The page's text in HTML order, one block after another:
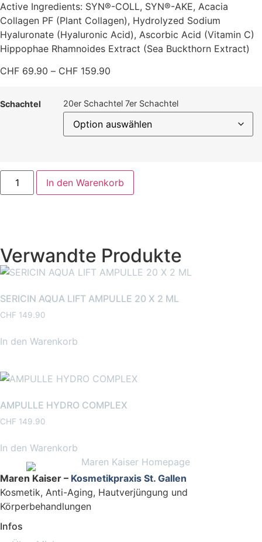
Active Ingredients: SYN®-COLL, SYN®-AKE, Acacia
Collagen PF (Plant Collagen), Hydrolyzed Sodium
Hyaluronate (Hyaluronic Acid), Ascorbic Acid (Vitamin C)
Hippophae Rhamnoides Extract (Sea Buckthorn Extract)
CHF 69.90 – CHF 159.90
Schachtel 20er Schachtel 7er Schachtel
In den Warenkorb
Verwandte Produkte
SERICIN AQUA LIFT AMPULLE 20 X 2 ML
CHF 149.90
In den Warenkorb
AMPULLE HYDRO COMPLEX
CHF 149.90
In den Warenkorb
Maren Kaiser – Kosmetikpraxis St. Gallen
Kosmetik, Anti-Aging, Hautverjüngung und
Körperbehandlungen
Infos